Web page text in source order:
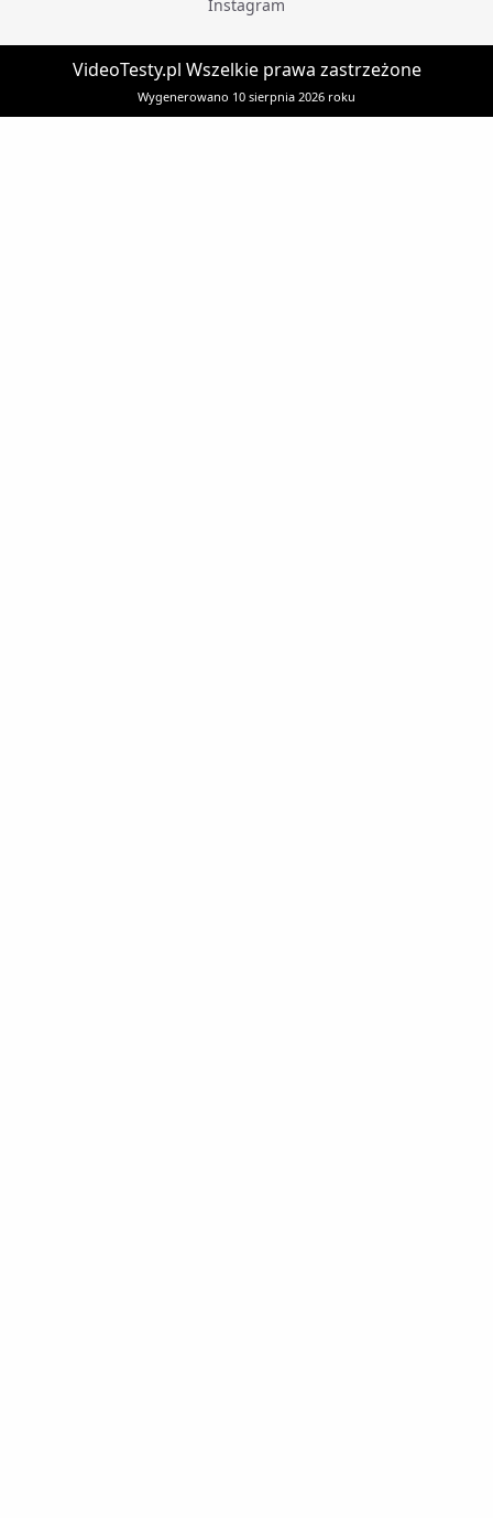
Instagram
VideoTesty.pl Wszelkie prawa zastrzeżone
Wygenerowano 10 sierpnia 2026 roku